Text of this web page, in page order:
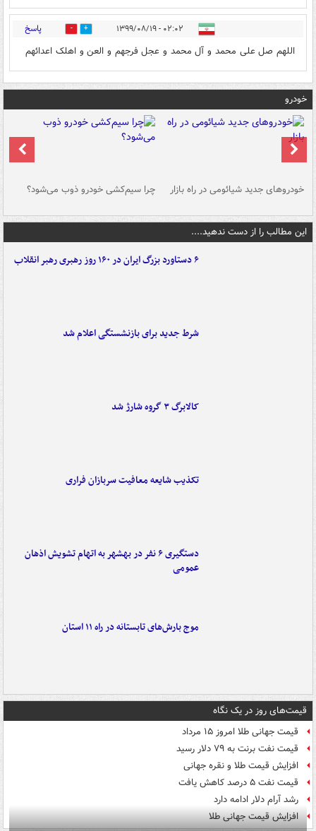
۰۲:۰۲ - ۱۳۹۹/۰۸/۱۹ 1 پاسخ
اللهم صل علی محمد و آل محمد و عجل فرجهم و العن و اهلک اعدائهم
خودرو
خودروهای جدید شیائومی در راه بازار چرا سیم‌کشی خودرو ذوب می‌شود؟
این مطالب را از دست ندهید....
۶ دستاورد بزرگ ایران در ۱۶۰ روز رهبری رهبر انقلاب
شرط جدید برای بازنشستگی اعلام شد
کالابرگ ۳ گروه شارژ شد
تکذیب شایعه معافیت سربازان فراری
دستگیری ۶ نفر در بهشهر به اتهام تشویش اذهان
عمومی
موج بارش‌های تابستانه در راه ۱۱ استان
قیمت‌های روز در یک نگاه
قیمت جهانی طلا امروز ۱۵ مرداد
قیمت نفت برنت به ۷۹ دلار رسید
افزایش قیمت طلا و نقره جهانی
قیمت نفت ۵ درصد کاهش یافت
رشد آرام دلار ادامه دارد
افزایش قیمت جهانی طلا